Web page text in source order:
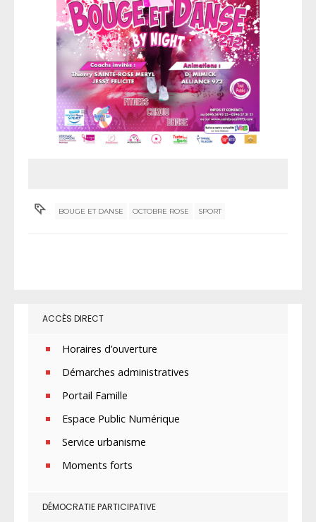
BOUGE ET DANSE OCTOBRE ROSE SPORT
ACCÈS DIRECT
Horaires d’ouverture
Démarches administratives
Portail Famille
Espace Public Numérique
Service urbanisme
Moments forts
DÉMOCRATIE PARTICIPATIVE